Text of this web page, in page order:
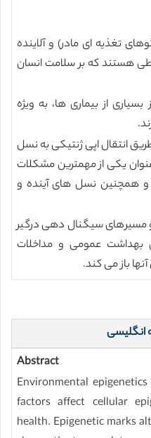
تغذیه ای مادر) و آلاینده
هستند که بر سلامت انسان
از بیماری ها، به ویژه
طریق انتقال اپی ژنتیکی به نسل
یکی از مهمترین مشکلات
و همچنین نسل های آینده و
مسیرهای سیگنال دهی درگیر
بهداشت عمومی و مداخلات
باز می کند.
انگلیسی
Abstract
Environmental
factors affect cellular
health. Epigenetic marks